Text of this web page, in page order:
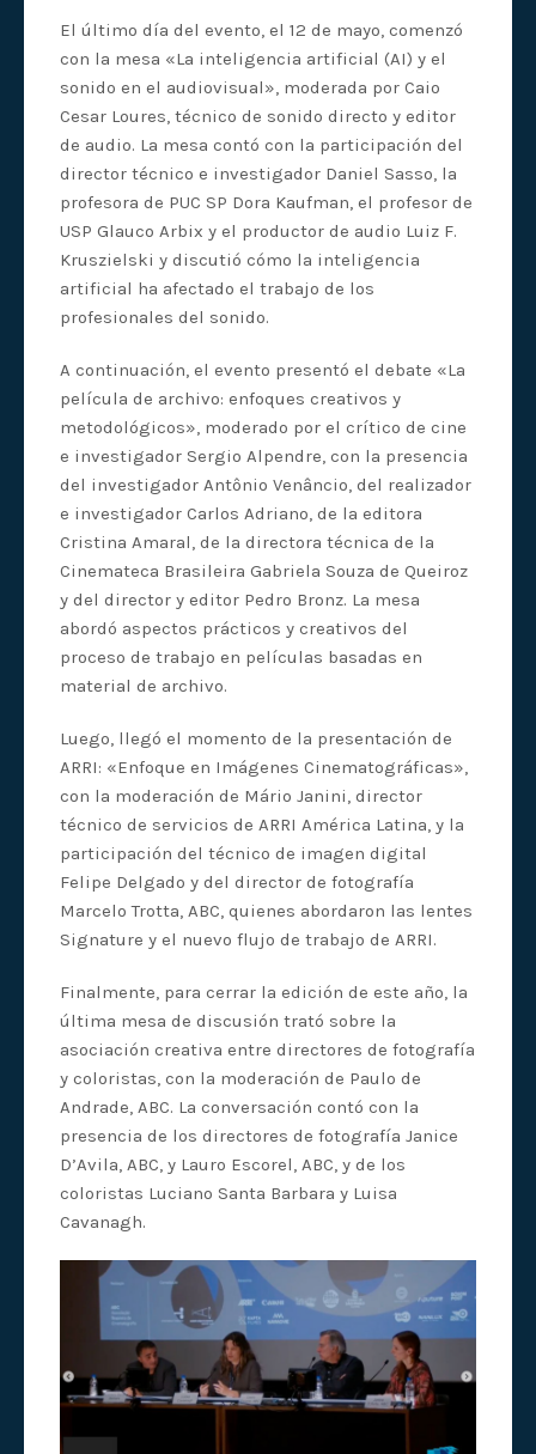
El último día del evento, el 12 de mayo, comenzó
con la mesa «La inteligencia artificial (AI) y el
sonido en el audiovisual», moderada por Caio
Cesar Loures, técnico de sonido directo y editor
de audio. La mesa contó con la participación del
director técnico e investigador Daniel Sasso, la
profesora de PUC SP Dora Kaufman, el profesor de
USP Glauco Arbix y el productor de audio Luiz F.
Kruszielski y discutió cómo la inteligencia
artificial ha afectado el trabajo de los
profesionales del sonido.
A continuación, el evento presentó el debate «La
película de archivo: enfoques creativos y
metodológicos», moderado por el crítico de cine
e investigador Sergio Alpendre, con la presencia
del investigador Antônio Venâncio, del realizador
e investigador Carlos Adriano, de la editora
Cristina Amaral, de la directora técnica de la
Cinemateca Brasileira Gabriela Souza de Queiroz
y del director y editor Pedro Bronz. La mesa
abordó aspectos prácticos y creativos del
proceso de trabajo en películas basadas en
material de archivo.
Luego, llegó el momento de la presentación de
ARRI: «Enfoque en Imágenes Cinematográficas»,
con la moderación de Mário Janini, director
técnico de servicios de ARRI América Latina, y la
participación del técnico de imagen digital
Felipe Delgado y del director de fotografía
Marcelo Trotta, ABC, quienes abordaron las lentes
Signature y el nuevo flujo de trabajo de ARRI.
Finalmente, para cerrar la edición de este año, la
última mesa de discusión trató sobre la
asociación creativa entre directores de fotografía
y coloristas, con la moderación de Paulo de
Andrade, ABC. La conversación contó con la
presencia de los directores de fotografía Janice
D’Avila, ABC, y Lauro Escorel, ABC, y de los
coloristas Luciano Santa Barbara y Luisa
Cavanagh.